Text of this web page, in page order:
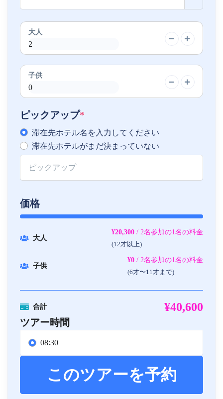
大人
子供
ピックアップ*
滞在先ホテル名を入力してください
滞在先ホテルがまだ決まっていない
価格
大人
¥20,300 / 2名参加の1名の料金
(12才以上)
子供
¥0 / 2名参加の1名の料金
(6才〜11才まで)
合計 ¥40,600
ツアー時間
08:30
このツアーを予約